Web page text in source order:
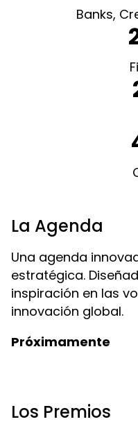
Banks,
La Agenda
Una agenda
estratégica.
inspiración en las
innovación global.
Próximamente
Los Premios